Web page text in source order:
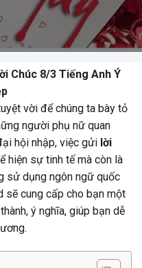
Chúc 8/3 Tiếng Anh Ý
vời để chúng ta bày tỏ
người phụ nữ quan
hội nhập, việc gửi lời
hiện sự tinh tế mà còn là
sử dụng ngôn ngữ quốc
sẽ cung cấp cho bạn một
ý nghĩa, giúp bạn dễ